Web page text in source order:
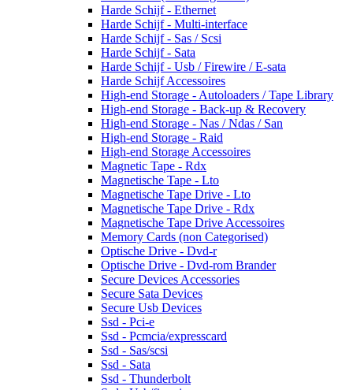
Harde Schijf - Ethernet
Harde Schijf - Multi-interface
Harde Schijf - Sas / Scsi
Harde Schijf - Sata
Harde Schijf - Usb / Firewire / E-sata
Harde Schijf Accessoires
High-end Storage - Autoloaders / Tape Library
High-end Storage - Back-up & Recovery
High-end Storage - Nas / Ndas / San
High-end Storage - Raid
High-end Storage Accessoires
Magnetic Tape - Rdx
Magnetische Tape - Lto
Magnetische Tape Drive - Lto
Magnetische Tape Drive - Rdx
Magnetische Tape Drive Accessoires
Memory Cards (non Categorised)
Optische Drive - Dvd-r
Optische Drive - Dvd-rom Brander
Secure Devices Accessories
Secure Sata Devices
Secure Usb Devices
Ssd - Pci-e
Ssd - Pcmcia/expresscard
Ssd - Sas/scsi
Ssd - Sata
Ssd - Thunderbolt